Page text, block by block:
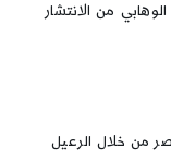
من الانتشار
من خلال الرعيل